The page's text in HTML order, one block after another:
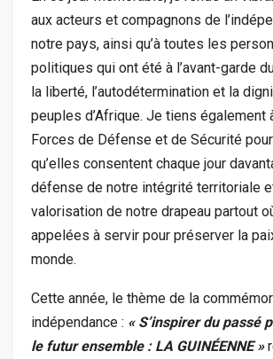
aux acteurs et compagnons de
notre pays, ainsi qu’à toutes les
politiques qui ont été à l’avant-garde
la liberté, l’autodétermination et la
peuples d’Afrique. Je tiens également
Forces de Défense et de Sécurité
qu’elles consentent chaque jour
défense de notre intégrité territoriale
valorisation de notre drapeau partout
appelées à servir pour préserver la
monde.
Cette année, le thème de la
indépendance : « S’inspirer du passé
le futur ensemble : LA GUINÉENNE »